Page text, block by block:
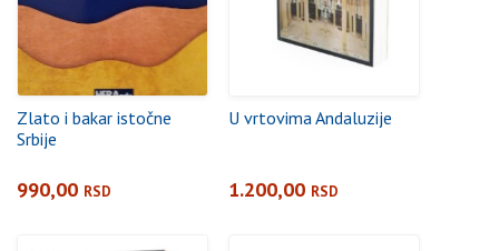
Zlato i bakar istočne
Srbije
990,00 RSD
U vrtovima Andaluzije
1.200,00 RSD